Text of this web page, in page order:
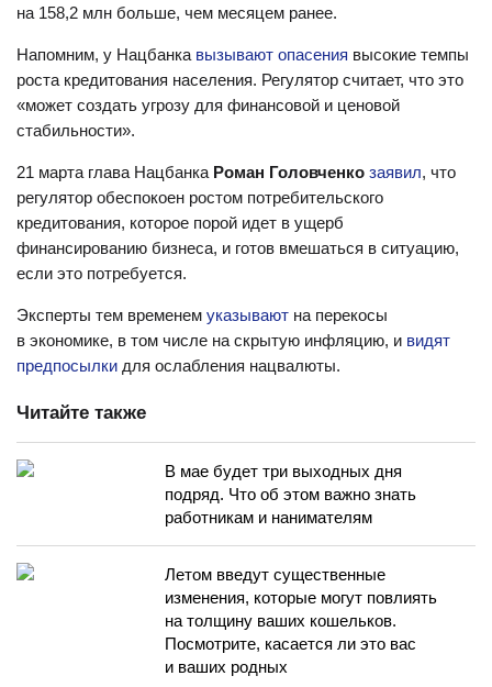
на 158,2 млн больше, чем месяцем ранее.
Напомним, у Нацбанка вызывают опасения высокие темпы
роста кредитования населения. Регулятор считает, что это
«может создать угрозу для финансовой и ценовой
стабильности».
21 марта глава Нацбанка Роман Головченко заявил, что
регулятор обеспокоен ростом потребительского
кредитования, которое порой идет в ущерб
финансированию бизнеса, и готов вмешаться в ситуацию,
если это потребуется.
Эксперты тем временем указывают на перекосы
в экономике, в том числе на скрытую инфляцию, и видят
предпосылки для ослабления нацвалюты.
Читайте также
В мае будет три выходных дня
подряд. Что об этом важно знать
работникам и нанимателям
Летом введут существенные
изменения, которые могут повлиять
на толщину ваших кошельков.
Посмотрите, касается ли это вас
и ваших родных